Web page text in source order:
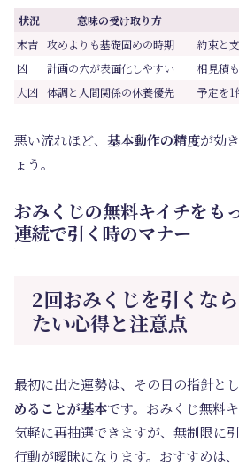
状況 意味の受け取り方
末吉 攻めよりも基礎固めの時期
約束と
凶
計画の穴が表面化しやすい
相見積
大凶
体調と人間関係の休養優先 予定を1
悪い流れほど、 基本動作の精度が効
ょう。
おみくじの無料キイチをも
連続で引く時のマナー
2回おみくじを引くな
たい心得と注意点
最初に出た運勢は、その日の指針と
めることが基本です。おみくじ無料
気軽に再抽選できますが、無制限に
行動が曖昧になります。おすすめは